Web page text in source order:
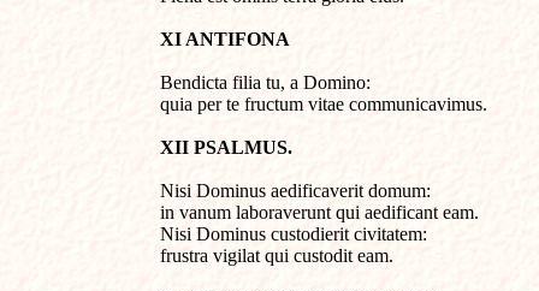
XI ANTIFONA
Bendicta filia tu, a Domino:
quia per te fructum vitae communicavimus.
XII PSALMUS.
Nisi Dominus aedificaverit domum:
in vanum laboraverunt qui aedificant eam.
Nisi Dominus custodierit civitatem:
frustra vigilat qui custodit eam.